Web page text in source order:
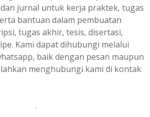
jurnal untuk kerja praktek, tugas
bantuan dalam pembuatan
tugas akhir, tesis, disertasi,
Kami dapat dihubungi melalui
baik dengan pesan maupun
menghubungi kami di kontak
.